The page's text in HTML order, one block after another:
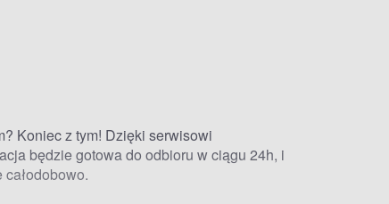
Koniec z tym! Dzięki serwisowi
będzie gotowa do odbioru w ciągu 24h, i